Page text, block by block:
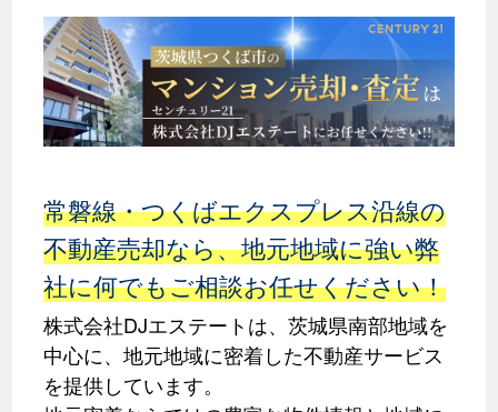
常磐線・つくばエクスプレス沿線の
不動産売却なら、地元地域に強い弊
社に何でもご相談お任せください！
株式会社DJエステートは、茨城県南部地域を
中心に、地元地域に密着した不動産サービス
を提供しています。